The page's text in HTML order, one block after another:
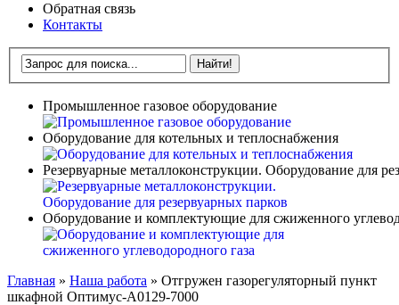
Обратная связь
Контакты
Промышленное газовое оборудование
Оборудование для котельных и теплоснабжения
Резервуарные металлоконструкции. Оборудование для
Оборудование и комплектующие для сжиженного
Главная » Наша работа » Отгружен газорегуляторный пункт
шкафной Оптимус-А0129-7000